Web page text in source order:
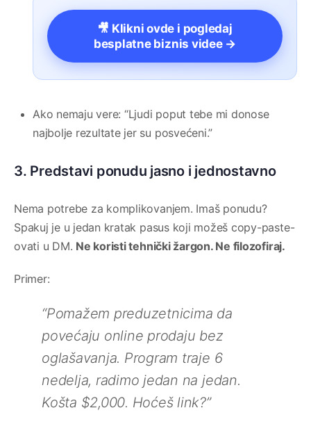
🎥 Klikni ovde i pogledaj
besplatne biznis videe →
Ako nemaju vere: “Ljudi poput tebe mi donose
najbolje rezultate jer su posvećeni.”
3. Predstavi ponudu jasno i jednostavno
Nema potrebe za komplikovanjem. Imaš ponudu?
Spakuj je u jedan kratak pasus koji možeš copy-paste-
ovati u DM. Ne koristi tehnički žargon. Ne filozofiraj.
Primer:
“Pomažem preduzetnicima da
povećaju online prodaju bez
oglašavanja. Program traje 6
nedelja, radimo jedan na jedan.
Košta $2,000. Hoćeš link?”